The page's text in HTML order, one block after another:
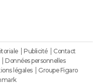
Publicité
Contact
Données personnelles
légales
Groupe Figaro